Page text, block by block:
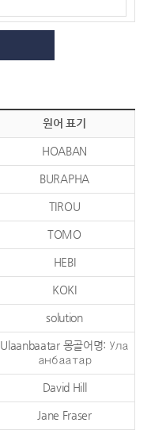
원어 표기
HOABAN
BURAPHA
TIROU
TOMO
HEBI
KOKI
solution
Ulaanbaatar 몽골어명: Ула
анбаатар
David Hill
Jane Fraser